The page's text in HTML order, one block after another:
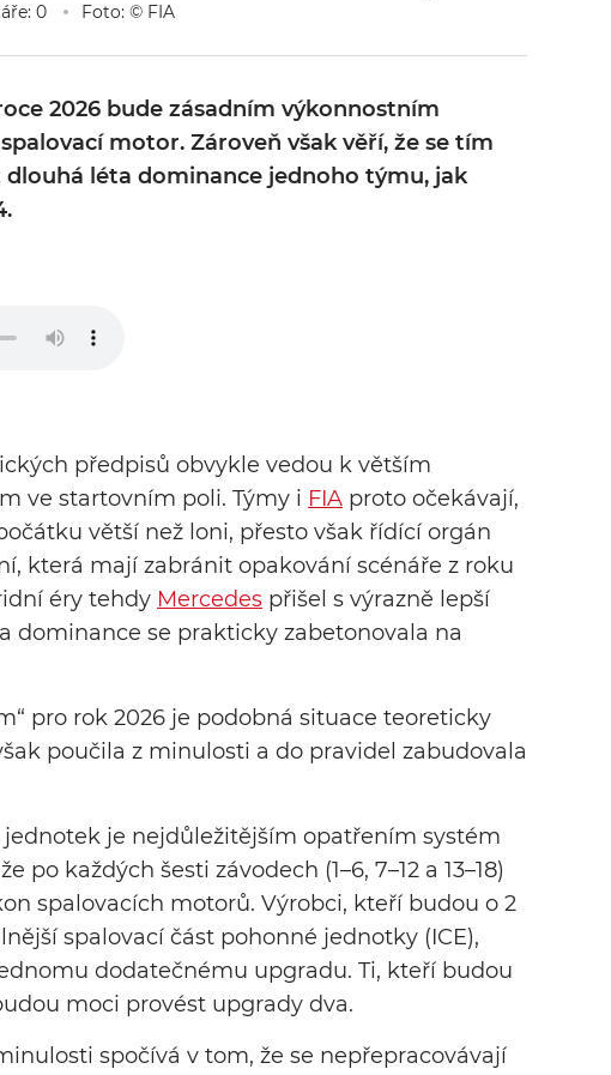
0 Foto: © FIA
2026 bude zásadním výkonnostním
motor. Zároveň však věří, že se tím
léta dominance jednoho týmu, jak
předpisů obvykle vedou k větším
ve startovním poli. Týmy i FIA proto očekávají,
větší než loni, přesto však řídící orgán
která mají zabránit opakování scénáře z roku
éry tehdy Mercedes přišel s výrazně lepší
dominance se prakticky zabetonovala na
pro rok 2026 je podobná situace teoreticky
poučila z minulosti a do pravidel zabudovala
je nejdůležitějším opatřením systém
po každých šesti závodech (1–6, 7–12 a 13–18)
spalovacích motorů. Výrobci, kteří budou o 2
spalovací část pohonné jednotky (ICE),
dodatečnému upgradu. Ti, kteří budou
moci provést upgrady dva.
spočívá v tom, že se nepřepracovávají